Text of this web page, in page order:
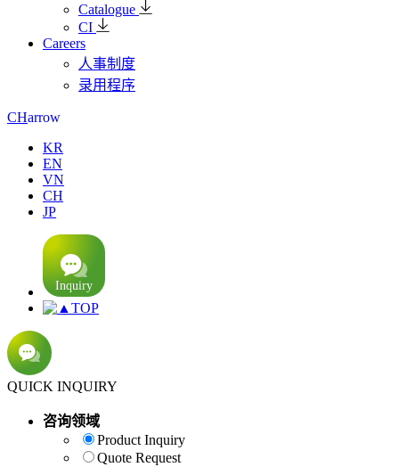
Catalogue
CI
Careers
人事制度
录用程序
CHarrow
KR
EN
VN
CH
JP
TOP
QUICK INQUIRY
咨询领域
Product Inquiry
Quote Request